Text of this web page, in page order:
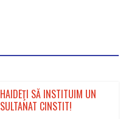
HAIDEŢI SĂ INSTITUIM UN
SULTANAT CINSTIT!